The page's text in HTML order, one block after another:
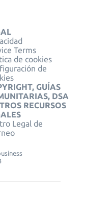
Terms
de cookies
de
GUÍAS
DSA
RECURSOS
Legal de